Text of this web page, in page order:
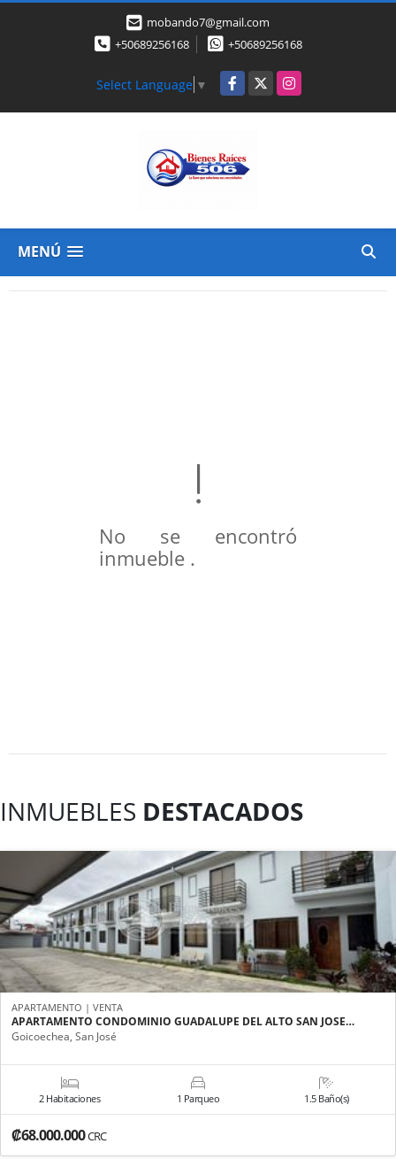
mobando7@gmail.com
+50689256168
+50689256168
Select Language ▼ Facebook
X Instagram
MENÚ
No se encontró
inmueble .
INMUEBLES DESTACADOS
APARTAMENTO | VENTA
APARTAMENTO CONDOMINIO GUADALUPE DEL ALTO SAN JOSE…
Goicoechea, San José
2 Habitaciones 1 Parqueo 1.5 Baño(s)
₡68.000.000CRC